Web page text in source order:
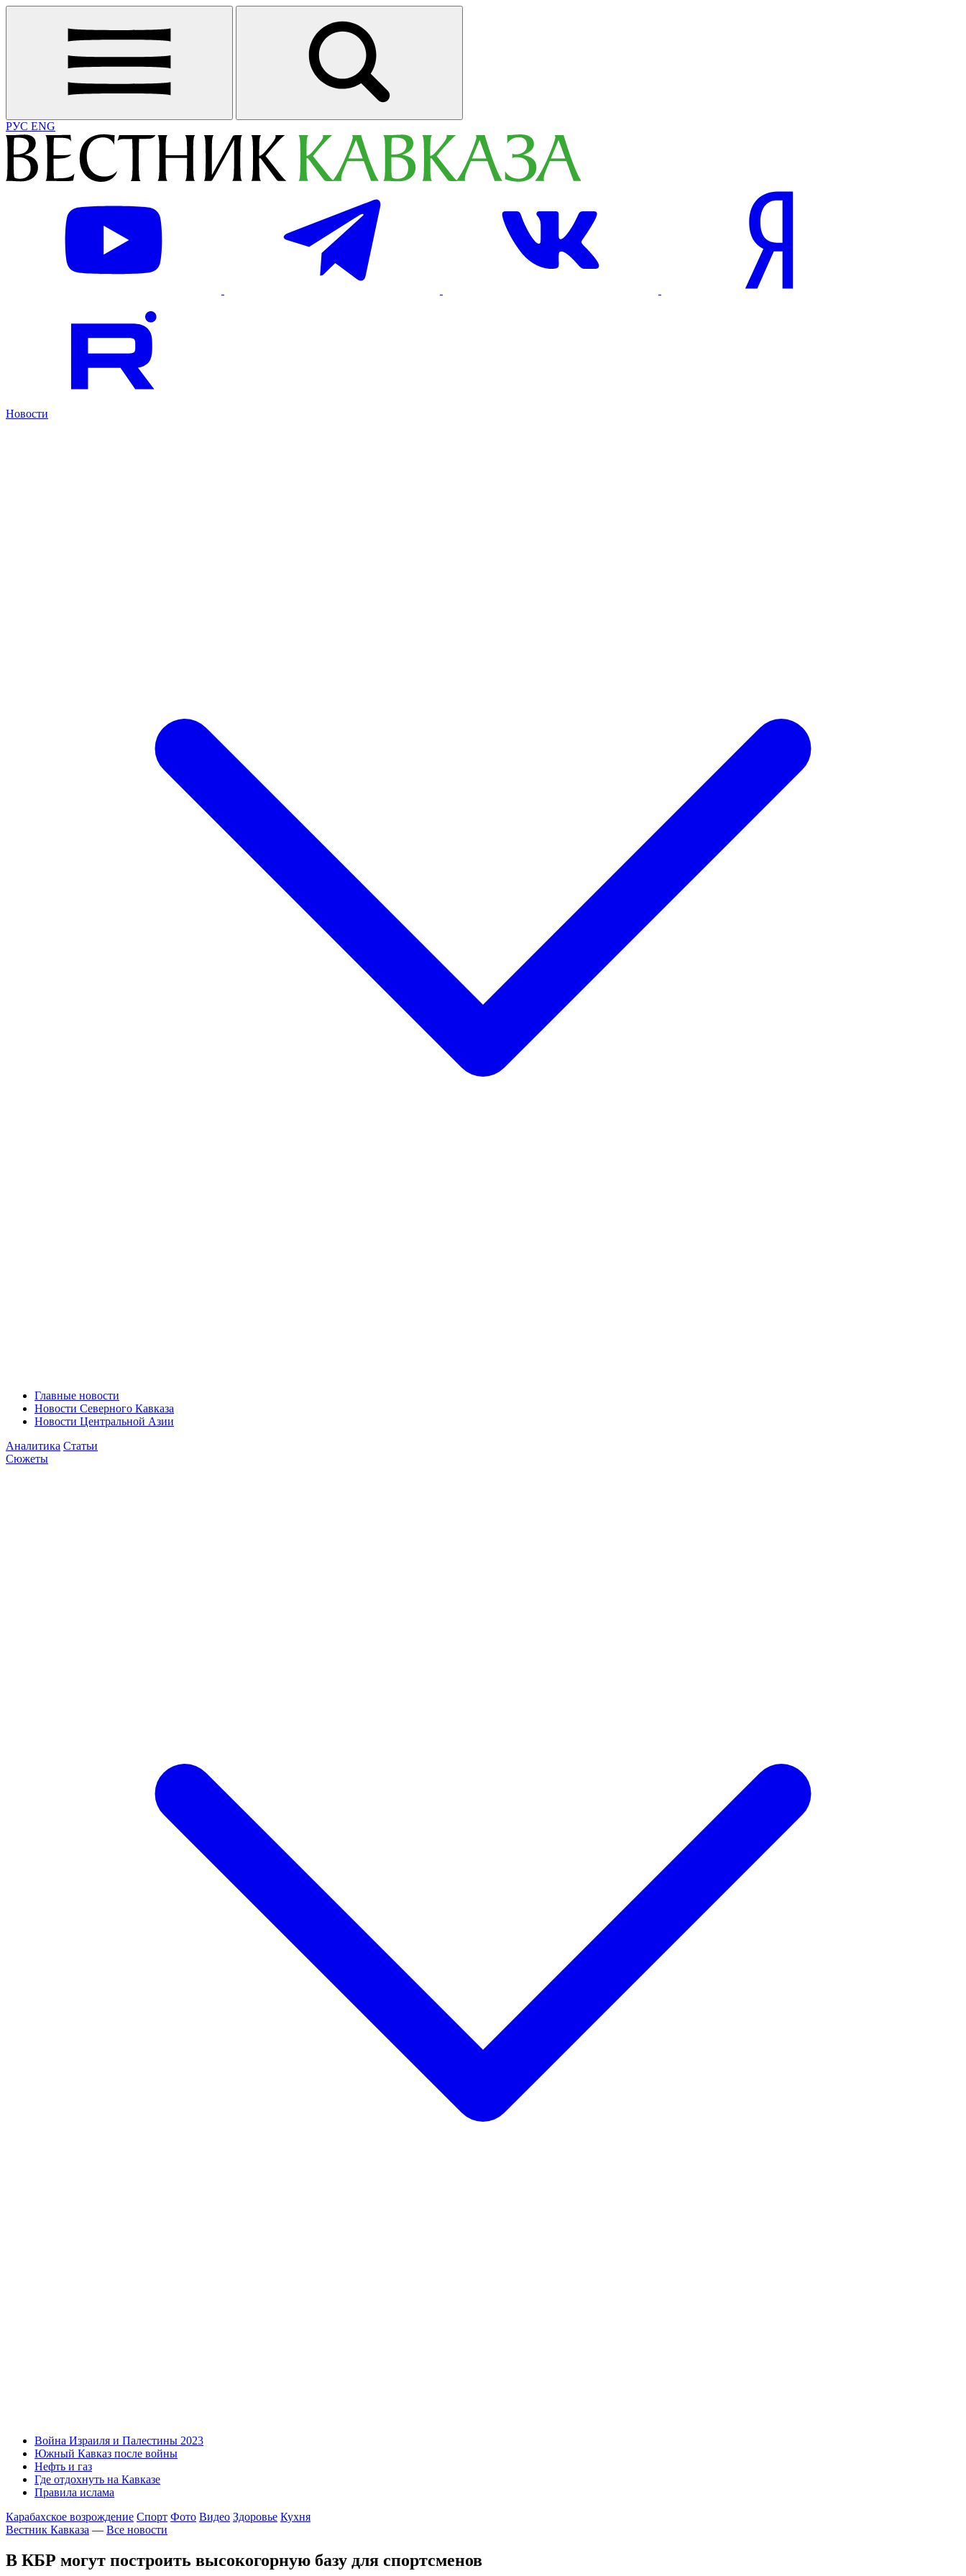
РУС ENG
Новости
Главные новости
Новости Северного Кавказа
Новости Центральной Азии
Аналитика Статьи
Сюжеты
Война Израиля и Палестины 2023
Южный Кавказ после войны
Нефть и газ
Где отдохнуть на Кавказе
Правила ислама
Карабахское возрождение Спорт Фото Видео Здоровье Кухня
Вестник Кавказа — Все новости
В КБР могут построить высокогорную базу для спортсменов